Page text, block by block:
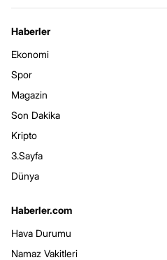
Haberler
Ekonomi
Spor
Magazin
Son Dakika
Kripto
3.Sayfa
Dünya
Haberler.com
Hava Durumu
Namaz Vakitleri